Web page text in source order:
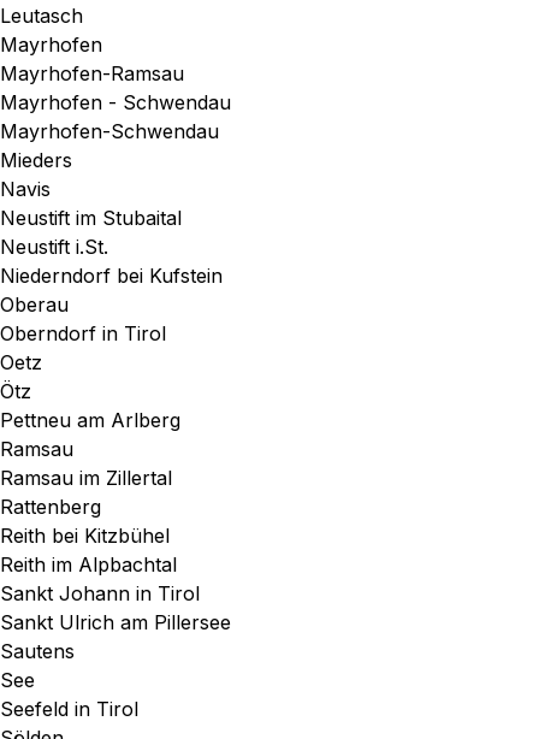
Leutasch
Mayrhofen
Mayrhofen-Ramsau
Mayrhofen - Schwendau
Mayrhofen-Schwendau
Mieders
Navis
Neustift im Stubaital
Neustift i.St.
Niederndorf bei Kufstein
Oberau
Oberndorf in Tirol
Oetz
Ötz
Pettneu am Arlberg
Ramsau
Ramsau im Zillertal
Rattenberg
Reith bei Kitzbühel
Reith im Alpbachtal
Sankt Johann in Tirol
Sankt Ulrich am Pillersee
Sautens
See
Seefeld in Tirol